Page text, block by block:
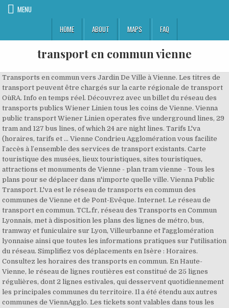
MENU
HOME
ABOUT MAPS FAQ
transport en commun vienne
Transports en commun vers Jardin De Ville à Vienne. Les titres de
transport peuvent être chargés sur la carte régionale de transport
OùRA. Info en temps réel. Découvrez avec un billet du réseau des
transports publics Wiener Linien tous les coins de Vienne. Vienna
public transport Wiener Linien operates five underground lines, 29
tram and 127 bus lines, of which 24 are night lines. Tarifs L'va
(horaires, tarifs et … Vienne Condrieu Agglomération vous facilite
l’accès à l’ensemble des services de transport existants. Carte
touristique des musées, lieux touristiques, sites touristiques,
attractions et monuments de Vienne - plan tram vienne - Tous les
plans pour se déplacer dans n'importe quelle ville. Vienna Public
Transport. L'va est le réseau de transports en commun des
communes de Vienne et de Pont-Evêque. Internet. Le réseau de
transport en commun. TCL.fr, réseau des Transports en Commun
Lyonnais, met à disposition les plans des lignes de métro, bus,
tramway et funiculaire sur Lyon, Villeurbanne et l'agglomération
lyonnaise ainsi que toutes les informations pratiques sur l'utilisation
du réseau. Simplifiez vos déplacements en Isère : Horaires.
Consultez les horaires des transports en commun. En Haute-
Vienne, le réseau de lignes routières est constitué de 25 lignes
régulières, dont 2 lignes estivales, qui desservent quotidiennement
les principales communes du territoire. Il a été étendu aux autres
communes de ViennAgglo. Les tickets sont valables dans tous les